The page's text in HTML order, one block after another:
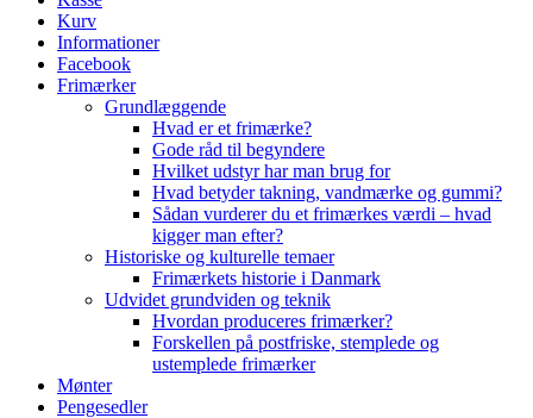
Kurv
Informationer
Facebook
Frimærker
Grundlæggende
Hvad er et frimærke?
Gode råd til begyndere
Hvilket udstyr har man brug for
Hvad betyder takning, vandmærke og gummi?
Sådan vurderer du et frimærkes værdi – hvad
kigger man efter?
Historiske og kulturelle temaer
Frimærkets historie i Danmark
Udvidet grundviden og teknik
Hvordan produceres frimærker?
Forskellen på postfriske, stemplede og
ustemplede frimærker
Mønter
Pengesedler